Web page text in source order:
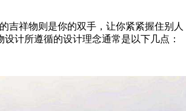
祥物则是你的双手，让你紧紧握住别
计所遵循的设计理念通常是以下几点：